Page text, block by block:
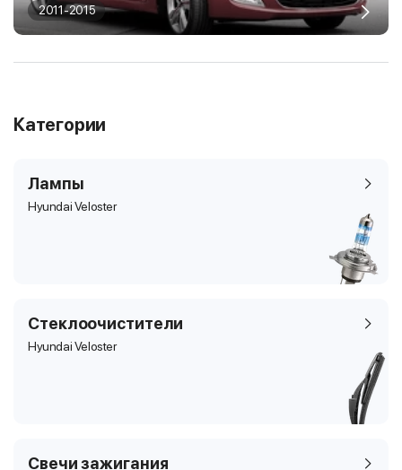
2011-2015
Категории
Лампы
Hyundai Veloster
Стеклоочистители
Hyundai Veloster
Свечи зажигания